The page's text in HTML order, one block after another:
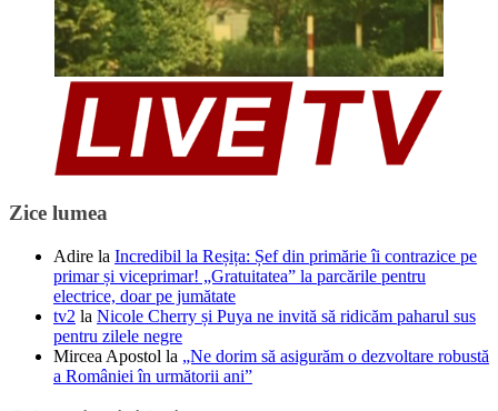
Zice lumea
Adire la Incredibil la Reșița: Șef din primărie îi contrazice pe
primar și viceprimar! „Gratuitatea” la parcările pentru
electrice, doar pe jumătate
tv2 la Nicole Cherry și Puya ne invită să ridicăm paharul sus
pentru zilele negre
Mircea Apostol la „Ne dorim să asigurăm o dezvoltare robustă
a României în următorii ani”